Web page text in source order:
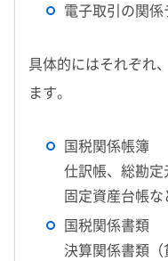
電子取引の関係
具体的にはそれぞれ
ます。
国税関係帳簿
仕訳帳、総勘定
固定資産台帳な
国税関係書類
決算関係書類